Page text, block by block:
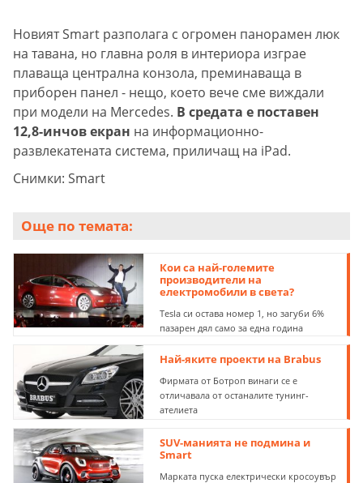
Новият Smart разполага с огромен панорамен люк
на тавана, но главна роля в интериора изграе
плаваща централна конзола, преминаваща в
приборен панел - нещо, което вече сме виждали
при модели на Mercedes. В средата е поставен
12,8-инчов екран на информационно-
развлекатената система, приличащ на iPad.
Снимки: Smart
Още по темата:
Кои са най-големите
производители на
електромобили в света?
Tesla си остава номер 1, но загуби 6%
пазарен дял само за една година
Най-яките проекти на Brabus
Фирмата от Ботроп винаги се е
отличавала от останалите тунинг-
ателиета
SUV-манията не подмина и
Smart
Марката пуска електрически кросоувър